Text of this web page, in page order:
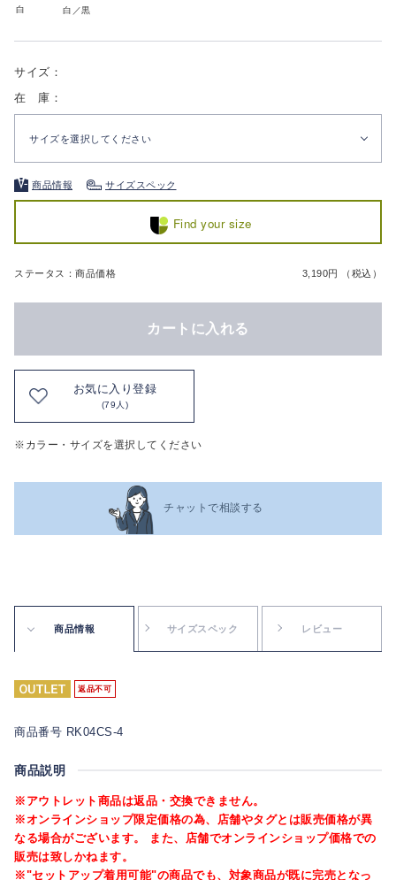
白 白／黒
サイズ：
在 庫：
サイズを選択してください
商品情報 サイズスペック
Find your size
ステータス：商品価格 3,190円 （税込）
カートに入れる
お気に入り登録
(79人)
※カラー・サイズを選択してください
チャットで相談する
商品情報 サイズスペック レビュー
返品不可
商品番号 RK04CS-4
商品説明
※アウトレット商品は返品・交換できません。
※オンラインショップ限定価格の為、店舗やタグとは販売価格が異
なる場合がございます。 また、店舗でオンラインショップ価格での
販売は致しかねます。
※"セットアップ着用可能"の商品でも、対象商品が既に完売となっ